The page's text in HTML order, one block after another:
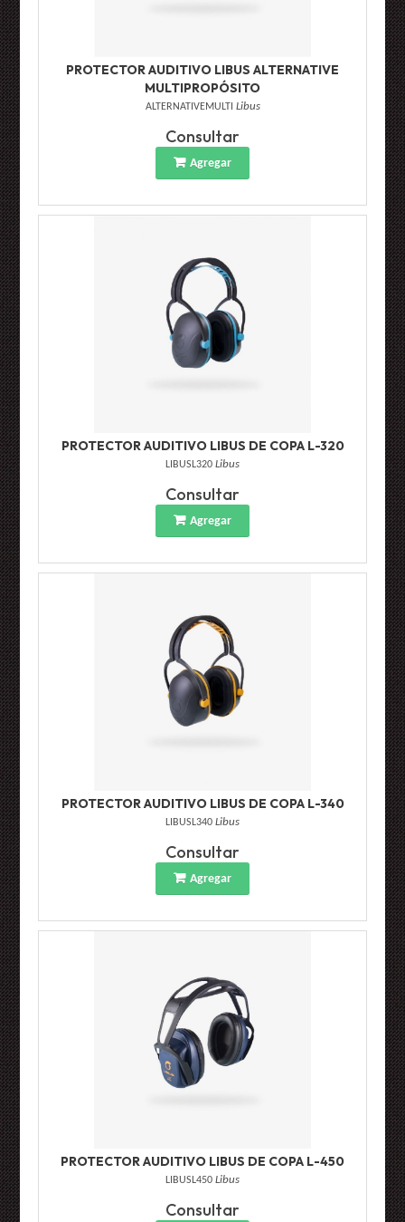
PROTECTOR AUDITIVO LIBUS ALTERNATIVE
MULTIPROPÓSITO
ALTERNATIVEMULTI Libus
Consultar
Agregar
PROTECTOR AUDITIVO LIBUS DE COPA L-320
LIBUSL320 Libus
Consultar
Agregar
PROTECTOR AUDITIVO LIBUS DE COPA L-340
LIBUSL340 Libus
Consultar
Agregar
PROTECTOR AUDITIVO LIBUS DE COPA L-450
LIBUSL450 Libus
Consultar